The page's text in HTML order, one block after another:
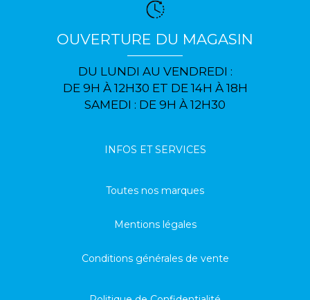
OUVERTURE DU MAGASIN
DU LUNDI AU VENDREDI :
DE 9H À 12H30 ET DE 14H À 18H
SAMEDI : DE 9H À 12H30
INFOS ET SERVICES
Toutes nos marques
Mentions légales
Conditions générales de vente